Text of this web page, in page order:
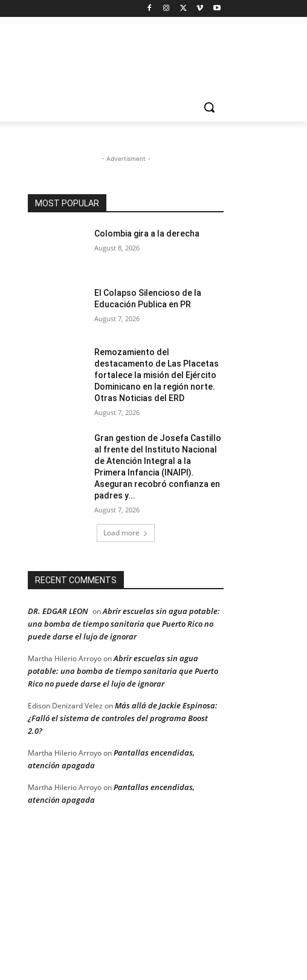
- Advertisment -
MOST POPULAR
Colombia gira a la derecha
August 8, 2026
El Colapso Silencioso de la
Educación Publica en PR
August 7, 2026
Remozamiento del
destacamento de Las Placetas
fortalece la misión del Ejército
Dominicano en la región norte.
Otras Noticias del ERD
August 7, 2026
Gran gestion de Josefa Castillo
al frente del Instituto Nacional
de Atención Integral a la
Primera Infancia (INAIPI).
Aseguran recobró confianza en
padres y...
August 7, 2026
Load more
RECENT COMMENTS
DR. EDGAR LEON onAbrir escuelas sin agua potable:
una bomba de tiempo sanitaria que Puerto Rico no
puede darse el lujo de ignorar
Martha Hilerio ArroyoonAbrir escuelas sin agua
potable: una bomba de tiempo sanitaria que Puerto
Rico no puede darse el lujo de ignorar
Edison Denizard Velez onMás allá de Jackie Espinosa:
¿Falló el sistema de controles del programa Boost
2.0?
Martha Hilerio ArroyoonPantallas encendidas,
atención apagada
Martha Hilerio ArroyoonPantallas encendidas,
atención apagada